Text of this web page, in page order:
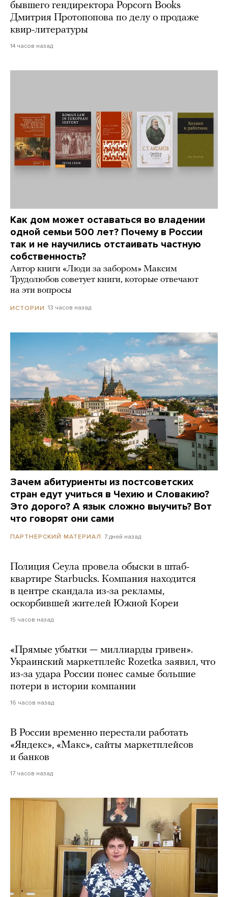
бывшего гендиректора Popcorn Books
Дмитрия Протопопова по делу о продаже
квир-литературы
14 часов назад
Как дом может оставаться во владении
одной семьи 500 лет? Почему в России
так и не научились отстаивать частную
собственность?
Автор книги «Люди за забором» Максим
Трудолюбов советует книги, которые отвечают
на эти вопросы
ИСТОРИИ 13 часов назад
Зачем абитуриенты из постсоветских
стран едут учиться в Чехию и Словакию?
Это дорого? А язык сложно выучить? Вот
что говорят они сами
ПАРТНЕРСКИЙ МАТЕРИАЛ 7 дней назад
Полиция Сеула провела обыски в штаб-
квартире Starbucks. Компания находится
в центре скандала из-за рекламы,
оскорбившей жителей Южной Кореи
15 часов назад
«Прямые убытки — миллиарды гривен».
Украинский маркетплейс Rozetka заявил, что
из-за удара России понес самые большие
потери в истории компании
16 часов назад
В России временно перестали работать
«Яндекс», «Макс», сайты маркетплейсов
и банков
17 часов назад